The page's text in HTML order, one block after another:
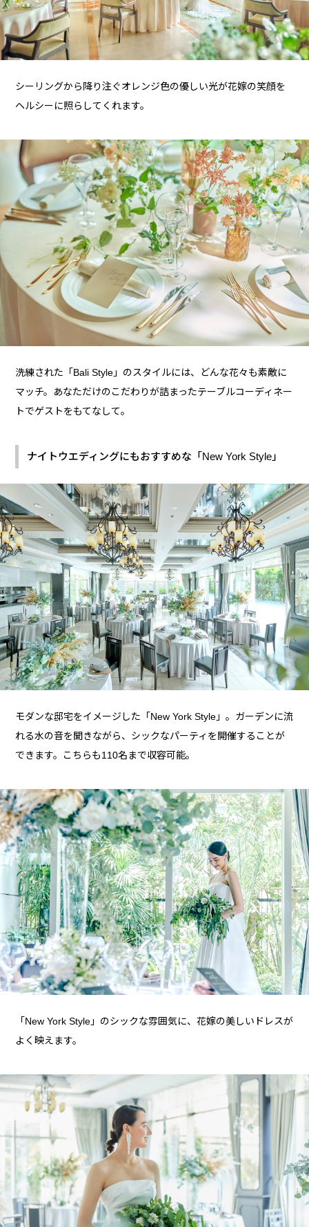
シーリングから降り注ぐオレンジ色の優しい光が花嫁の笑顔を
ヘルシーに照らしてくれます。
洗練された「Bali Style」のスタイルには、どんな花々も素敵に
マッチ。あなただけのこだわりが詰まったテーブルコーディネー
トでゲストをもてなして。
ナイトウエディングにもおすすめな「New York Style」
モダンな邸宅をイメージした「New York Style」。ガーデンに流
れる水の音を聞きながら、シックなパーティを開催することが
できます。こちらも110名まで収容可能。
「New York Style」のシックな雰囲気に、花嫁の美しいドレスが
よく映えます。